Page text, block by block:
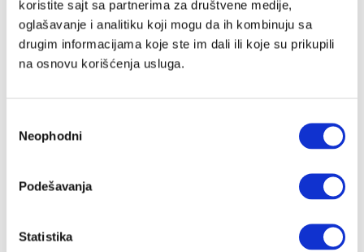
koristite sajt sa partnerima za društvene medije,
oglašavanje i analitiku koji mogu da ih kombinuju sa
drugim informacijama koje ste im dali ili koje su prikupili
na osnovu korišćenja usluga.
сагласности
Neophodni
Podešavanja
Statistika